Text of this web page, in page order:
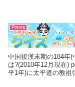
Potora
中国後漢末期の184年
は?(2010年12月現在)
平1年)に太平道の教祖